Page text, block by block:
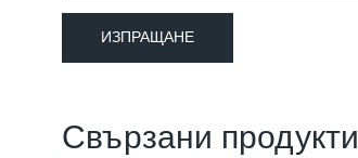
Свързани продукти